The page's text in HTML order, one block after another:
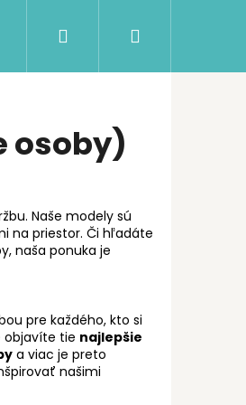
protiprúdom
Hľadať Prihlásenie
osoby)
Naše modely sú
na priestor. Či hľadáte
naša ponuka je
pre každého, kto si
objavíte tie najlepšie
a viac je preto
našimi